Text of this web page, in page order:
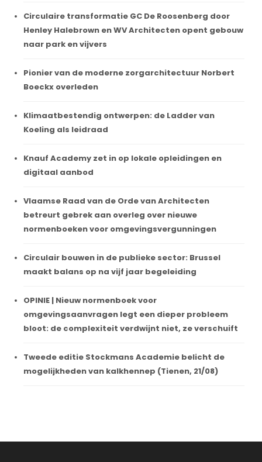
Circulaire transformatie GC De Roosenberg door
Henley Halebrown en WV Architecten opent gebouw
naar park en vijvers
Pionier van de moderne zorgarchitectuur Norbert
Boeckx overleden
Klimaatbestendig ontwerpen: de Ladder van
Koeling als leidraad
Knauf Academy zet in op lokale opleidingen en
digitaal aanbod
Vlaamse Raad van de Orde van Architecten
betreurt gebrek aan overleg over nieuwe
normenboeken voor omgevingsvergunningen
Circulair bouwen in de publieke sector: Brussel
maakt balans op na vijf jaar begeleiding
OPINIE | Nieuw normenboek voor
omgevingsaanvragen legt een dieper probleem
bloot: de complexiteit verdwijnt niet, ze verschuift
Tweede editie Stockmans Academie belicht de
mogelijkheden van kalkhennep (Tienen, 21/08)